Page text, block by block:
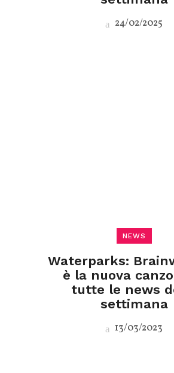
24/02/2025
NEWS
Waterparks:
è la nuova
tutte le news
settimana
13/03/2023